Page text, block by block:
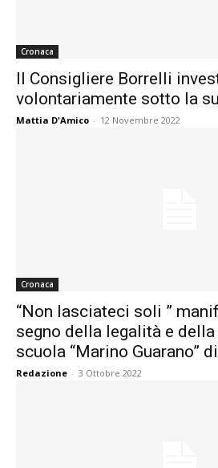
Cronaca
Il Consigliere Borrelli
volontariamente sotto la
Mattia D'Amico - 12 Novembre 2022
Cronaca
“Non lasciateci soli ”
segno della legalità e
scuola “Marino Guarano”
Redazione - 3 Ottobre 2022